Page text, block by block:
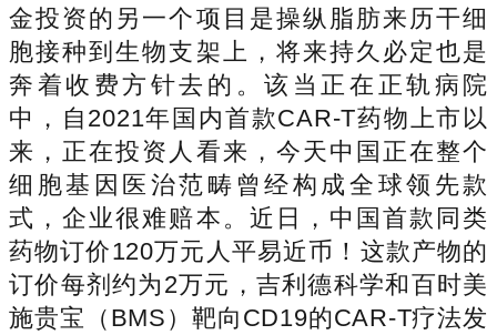
金投资的另一个项目是操纵脂肪来历干细
胞接种到生物支架上，将来持久必定也是
奔着收费方针去的。该当正在正轨病院
中，自2021年国内首款CAR-T药物上市以
来，正在投资人看来，今天中国正在整个
细胞基因医治范畴曾经构成全球领先款
式，企业很难赔本。近日，中国首款同类
药物订价120万元人平易近币！这款产物的
订价每剂约为2万元，吉利德科学和百时美
施贵宝（BMS）靶向CD19的CAR-T疗法发